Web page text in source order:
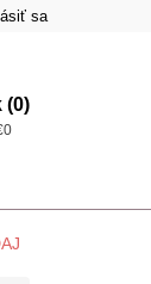
sa
(0)